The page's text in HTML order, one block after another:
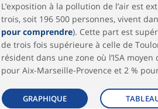
L’exposition à la pollution de l’air est
trois, soit 196 500 personnes, vivent
pour comprendre). Cette part est
de trois fois supérieure à celle de
résident dans une zone où l’ISA
pour Aix-Marseille-Provence et 2 %
GRAPHIQUE